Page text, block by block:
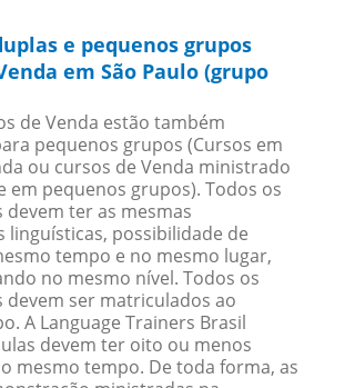
e pequenos grupos
em São Paulo (grupo
de Venda estão também
pequenos grupos (Cursos em
ou cursos de Venda ministrado
em pequenos grupos). Todos os
ter as mesmas
linguísticas, possibilidade de
tempo e no mesmo lugar,
no mesmo nível. Todos os
devem ser matriculados ao
A Language Trainers Brasil
devem ter oito ou menos
mesmo tempo. De toda forma, as